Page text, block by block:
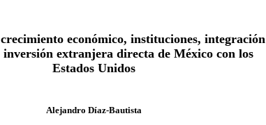
económico, instituciones, integración
inversión extranjera directa de México con los
Estados Unidos
Alejandro Díaz-Bautista